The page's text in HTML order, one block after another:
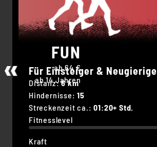
FUN
ab 64 €
ab 14 Jahren
Für Einsteiger & Neugierige
Distanz:6 km
Hindernisse:15
Streckenzeit ca.:01:20+ Std.
Fitnesslevel
Kraft